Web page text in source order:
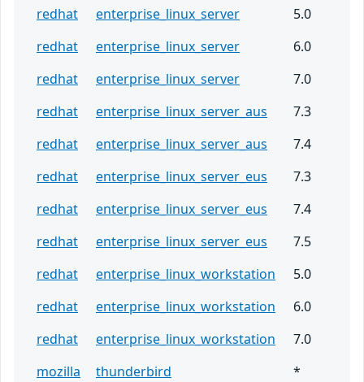
redhat
enterprise_linux_server
5.0
redhat
enterprise_linux_server
6.0
redhat
enterprise_linux_server
7.0
redhat
enterprise_linux_server_aus
7.3
redhat
enterprise_linux_server_aus
7.4
redhat
enterprise_linux_server_eus
7.3
redhat
enterprise_linux_server_eus
7.4
redhat
enterprise_linux_server_eus
7.5
redhat
enterprise_linux_workstation
5.0
redhat
enterprise_linux_workstation
6.0
redhat
enterprise_linux_workstation
7.0
mozilla
thunderbird
*